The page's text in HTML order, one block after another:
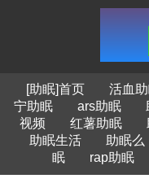
[助眠]首页 活血
宁助眠
ars助眠
视频
红薯助眠
助眠生活
助眠么
眠
rap助眠